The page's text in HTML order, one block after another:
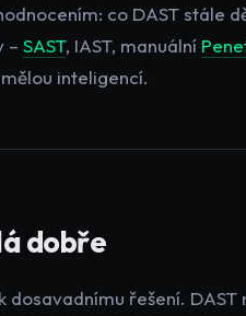
co DAST stále
– SAST, IAST, manuální
inteligencí.
dobře
řešení. DAST